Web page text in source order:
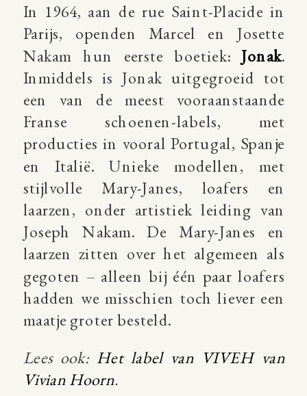
In 1964, aan de rue Saint-Placide in
Parijs, openden Marcel en Josette
Nakam hun eerste boetiek:Jonak.
Inmiddels is Jonak uitgegroeid tot
een van de meest vooraanstaande
Franse schoenen-labels, met
producties in vooral Portugal, Spanje
en Italië. Unieke modellen, met
stijlvolle Mary-Janes, loafers en
laarzen, onder artistiek leiding van
Joseph Nakam. De Mary-Janes en
laarzen zitten over het algemeen als
gegoten – alleen bij één paar loafers
hadden we misschien toch liever een
maatje groter besteld.
Lees ook: Het label van VIVEH van
Vivian Hoorn.